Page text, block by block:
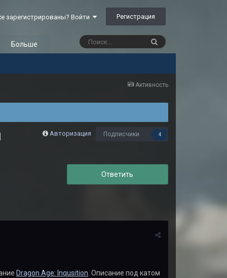
зарегистрированы? Войти Регистрация
Больше
Активность
Авторизация Подписчики 4
Ответить
Dragon Age: Inqusition. Описание под катом